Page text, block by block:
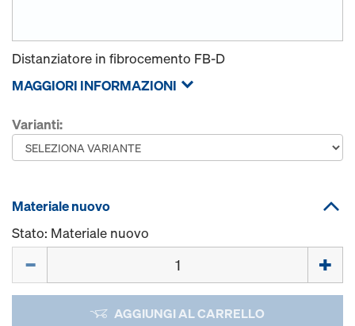
Distanziatore in fibrocemento FB-D
MAGGIORI INFORMAZIONI
Varianti:
Materiale nuovo
Stato: Materiale nuovo
AGGIUNGI AL CARRELLO